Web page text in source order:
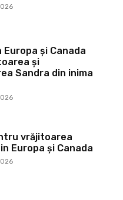
Europa și Canada
și
Sandra din inima
vrăjitoarea
Europa și Canada